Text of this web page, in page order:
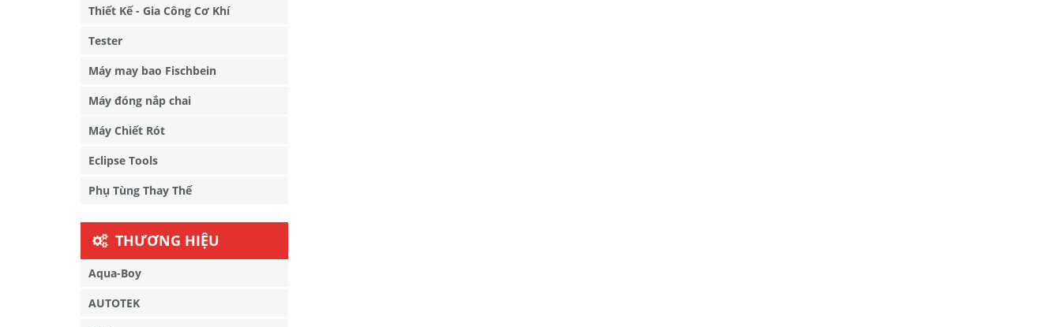
Thiết Kế - Gia Công Cơ Khí
Tester
Máy may bao Fischbein
Máy đóng nắp chai
Máy Chiết Rót
Eclipse Tools
Phụ Tùng Thay Thế
THƯƠNG HIỆU
Aqua-Boy
AUTOTEK